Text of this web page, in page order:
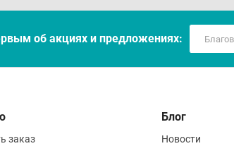
об акцияx и предложениях:
заказ
Блог
Новости